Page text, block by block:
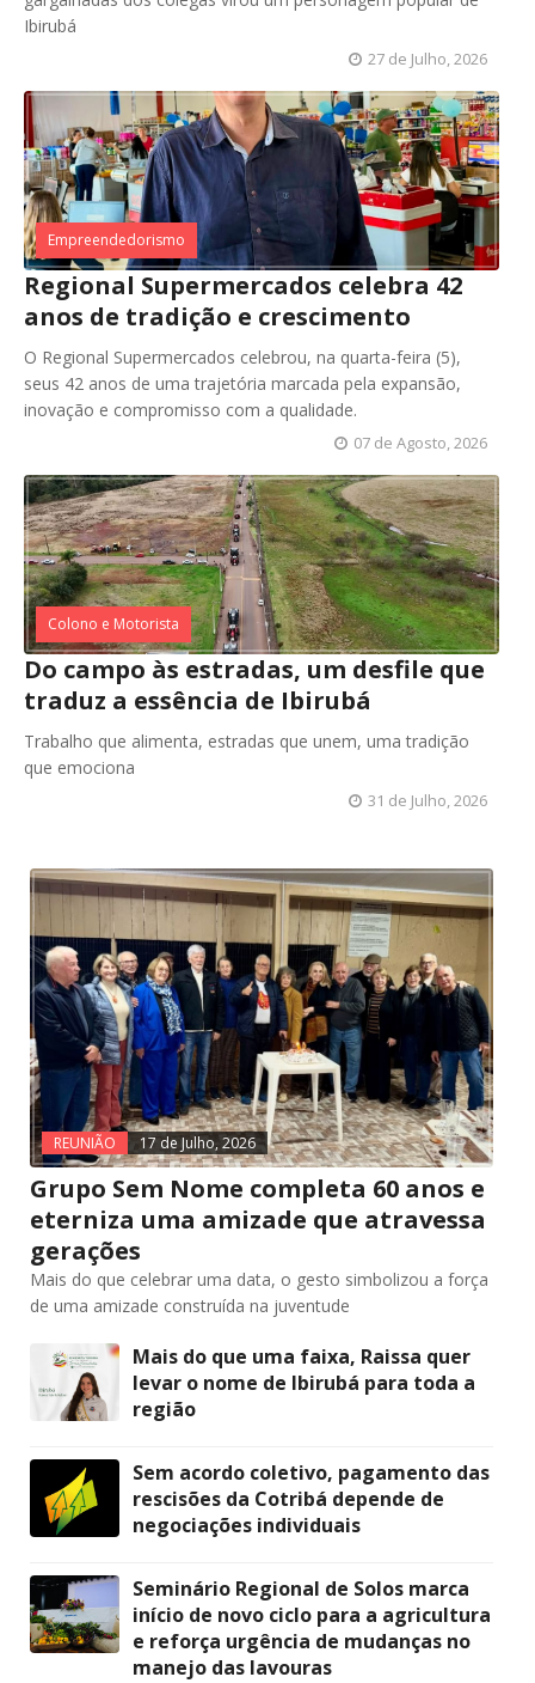
Ibirubá
27 de Julho, 2026
Empreendedorismo
Regional Supermercados celebra 42
anos de tradição e crescimento
O Regional Supermercados celebrou, na quarta-feira (5),
seus 42 anos de uma trajetória marcada pela expansão,
inovação e compromisso com a qualidade.
07 de Agosto, 2026
Colono e Motorista
Do campo às estradas, um desfile que
traduz a essência de Ibirubá
Trabalho que alimenta, estradas que unem, uma tradição
que emociona
31 de Julho, 2026
REUNIÃO 17 de Julho, 2026
Grupo Sem Nome completa 60 anos e
eterniza uma amizade que atravessa
gerações
Mais do que celebrar uma data, o gesto simbolizou a força
de uma amizade construída na juventude
Mais do que uma faixa, Raissa quer
levar o nome de Ibirubá para toda a
região
Sem acordo coletivo, pagamento das
rescisões da Cotribá depende de
negociações individuais
Seminário Regional de Solos marca
início de novo ciclo para a agricultura
e reforça urgência de mudanças no
manejo das lavouras